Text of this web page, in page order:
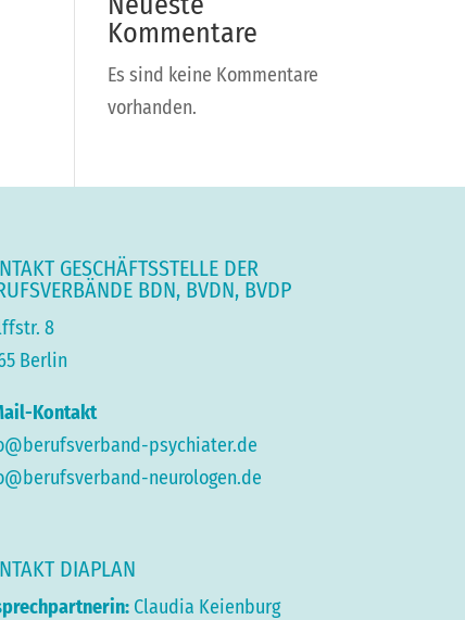
Kommentare
Es sind keine Kommentare
vorhanden.
GESCHÄFTSSTELLE DER
BDN, BVDN, BVDP
8
Berlin
Kontakt
psychiater.de
neurologen.de
DIAPLAN
Claudia Keienburg